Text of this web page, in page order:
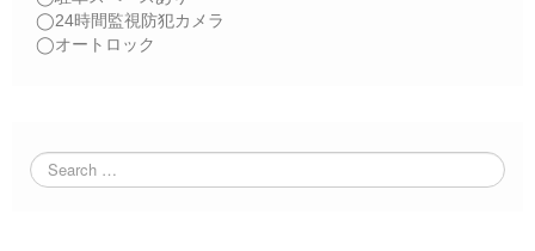
◯24時間監視防犯カメラ
◯オートロック